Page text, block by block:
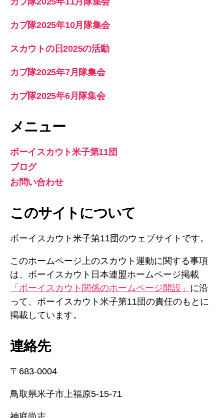
カブ隊2025年10月隊集会
スカウトの日2025の活動
カブ隊2025年7月隊集会
カブ隊2025年6月隊集会
メニュー
ボーイスカウト米子第11団
ブログ
お問い合わせ
このサイトについて
ボーイスカウト米子第11団のウェブサイトです。
このホームページ上のスカウト運動に関する事項
は、ボーイスカウト日本連盟ホームページ掲載
「ボーイスカウト関係のホームページ開設」 に沿
って、ボーイスカウト米子第11団の責任のもとに
掲載しています。
連絡先
〒683-0004
鳥取県米子市上福原5-15-71